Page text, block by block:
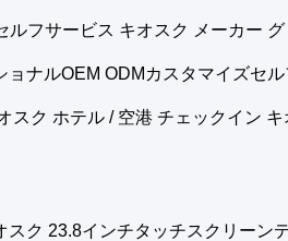
ルフサービス キオスク メーカー
ョナルOEM ODMカスタマイズセ
スク ホテル / 空港 チェックイン
スク 23.8インチタッチスクリーン